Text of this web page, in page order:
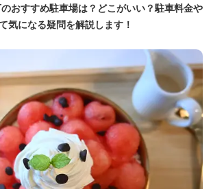
おすすめ駐車場は？どこがいい？駐車料金や
気になる疑問を解説します！